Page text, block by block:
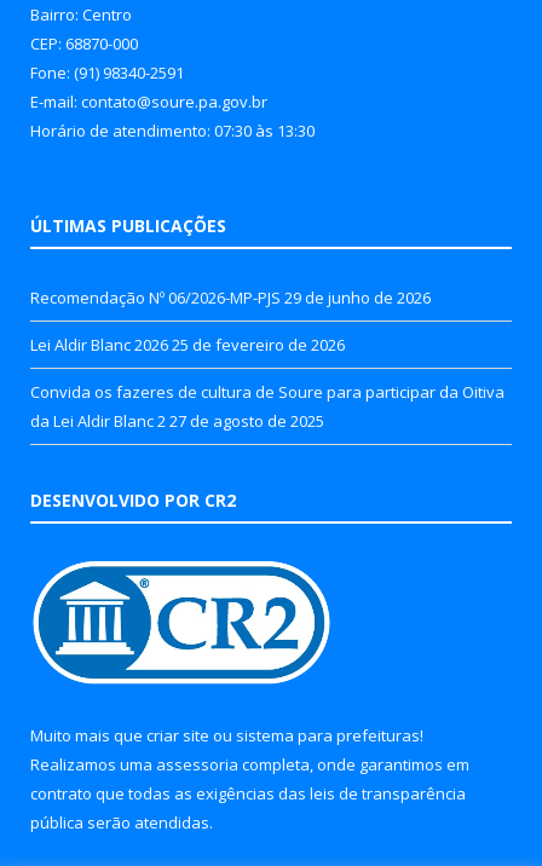
Bairro: Centro
CEP: 68870-000
Fone: (91) 98340-2591
E-mail: contato@soure.pa.gov.br
Horário de atendimento: 07:30 às 13:30
ÚLTIMAS PUBLICAÇÕES
Recomendação Nº 06/2026-MP-PJS 29 de junho de 2026
Lei Aldir Blanc 202625 de fevereiro de 2026
Convida os fazeres de cultura de Soure para participar da Oitiva
da Lei Aldir Blanc 2 27 de agosto de 2025
DESENVOLVIDO POR CR2
Muito mais que criar site ou sistema para prefeituras!
Realizamos uma assessoria completa, onde garantimos em
contrato que todas as exigências das leis de transparência
pública serão atendidas.